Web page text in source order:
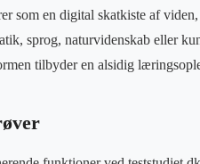
som en digital skatkiste af
sprog, naturvidenskab eller
tilbyder en alsidig